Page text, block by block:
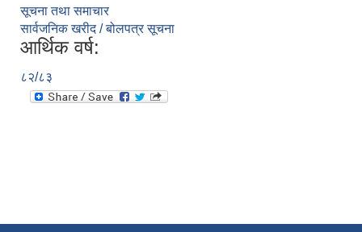
सूचना तथा समाचार
सार्वजनिक खरीद / बोलपत्र सूचना
आर्थिक वर्ष:
८२/८३